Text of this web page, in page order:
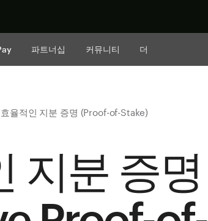
파트너십 커뮤니티 더
효율적인 지분 증명 (Proof-of-Stake)
지분 증명